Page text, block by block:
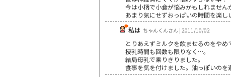
今は小柄で小食が悩みかもしれませ
あまり気にせずおっぱいの時間を楽
私は ちゃんくんさん | 2011/10/02
とりあえずミルクを飲ませるのをやめ
授乳時間も回数も限りなく…。
結局母乳で乗りきりました。
食事を気を付けました。油っぽいのを